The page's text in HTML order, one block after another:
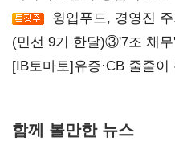
윙입푸드, 경영진
(민선 9기 한달)③'7조 채
20년만에 '비상재정' 선언
[IB토마토]유증·CB 줄줄
함께 볼만한 뉴스